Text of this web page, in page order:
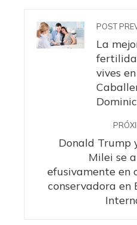
POST
La
vives
Donald Trump
Milei se
efusivamente en
conservadora en